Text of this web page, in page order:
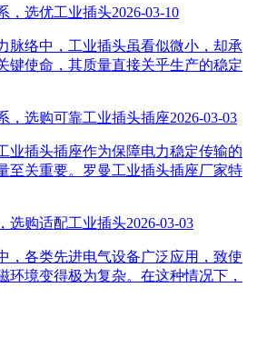
，选优工业插头2026-03-10
脉络中，工业插头虽看似微小，却承
键使命，其质量直接关乎生产的稳定
，选购可靠工业插头插座2026-03-03
业插头插座作为保障电力稳定传输的
至关重要。罗曼工业插头插座厂家特
选购适配工业插头2026-03-03
，各类先进电气设备广泛应用，致使
环境变得极为复杂。在这种情况下，